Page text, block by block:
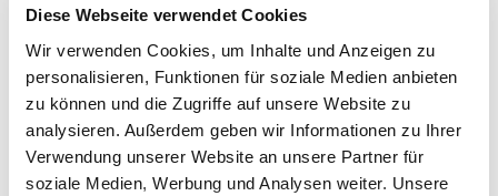
Diese Webseite verwendet Cookies
Wir verwenden Cookies, um Inhalte und Anzeigen zu
personalisieren, Funktionen für soziale Medien anbieten
zu können und die Zugriffe auf unsere Website zu
analysieren. Außerdem geben wir Informationen zu Ihrer
Verwendung unserer Website an unsere Partner für
soziale Medien, Werbung und Analysen weiter. Unsere
Suchen nach
Finden
ALLE HUNGEN SCHOTTEN